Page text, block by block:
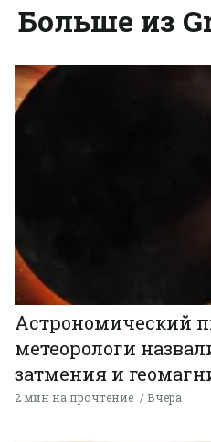
Больше из
Астрономический
метеорологи
затмения и
2 мин на прочтение Вчера